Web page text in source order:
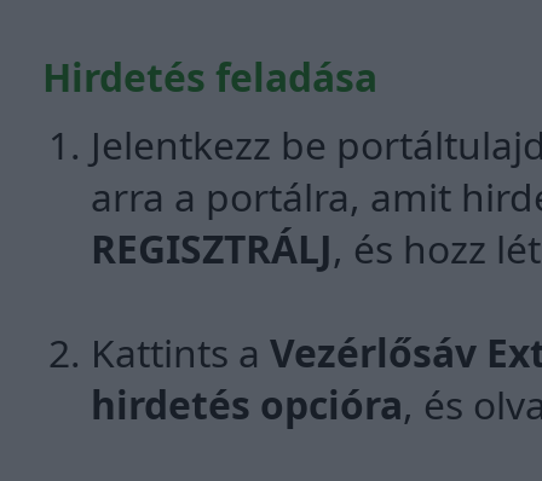
Hirdetés feladása
Jelentkezz be
arra a portálra, amit
REGISZTRÁLJ, és hozz
Kattints a Vezérlősáv
hirdetés opcióra, és